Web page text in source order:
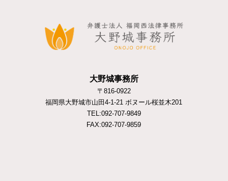
大野城事務所
〒816-0922
福岡県大野城市山田4-1-21 ボヌール桜並木201
TEL:092-707-9849
FAX:092-707-9859